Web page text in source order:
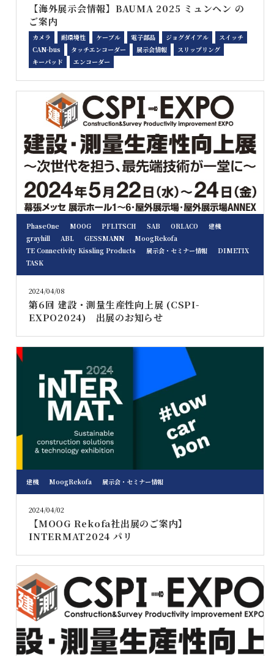
【海外展示会情報】BAUMA 2025 ミュンヘン の
ご案内
カメラ 耐環境性 ケーブル 電子部品 ジョグダイアル
スイッチ
CAN-bus
タッチエンコーダー 展示会情報
スリップリング
キーパッド
エンコーダー
PhaseOne MOOG PFLITSCH SAB ORLACO
建機
grayhill
ABL GESSMANN
MoogRekofa
TE Connectivity Kissling Products
展示会・セミナー情報
DIMETIX
TASK
2024/04/08
第6回 建設・測量生産性向上展 (CSPI-
EXPO2024) 出展のお知らせ
建機 MoogRekofa 展示会・セミナー情報
2024/04/02
【MOOG Rekofa社出展のご案内】
INTERMAT2024 パリ